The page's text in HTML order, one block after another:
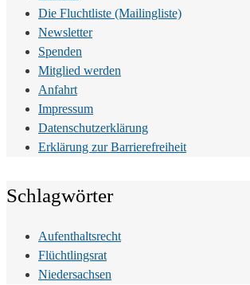
Die Fluchtliste (Mailingliste)
Newsletter
Spenden
Mitglied werden
Anfahrt
Impressum
Datenschutzerklärung
Erklärung zur Barrierefreiheit
Schlagwörter
Aufenthaltsrecht
Flüchtlingsrat
Niedersachsen